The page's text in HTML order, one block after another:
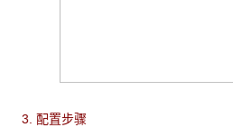
3. 配置步骤